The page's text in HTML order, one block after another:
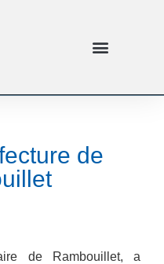
de
de Rambouillet, a